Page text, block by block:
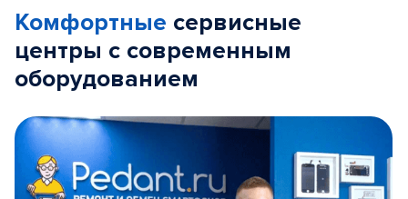
Комфортные сервисные
центры с современным
оборудованием